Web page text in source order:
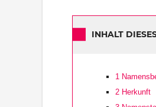
INHALT
1
2 Herkunft